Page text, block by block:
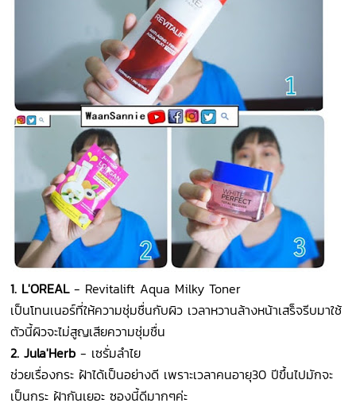
1. L'OREAL- Revitalift Aqua Milky Toner
เป็นโทนเนอร์ที่ให้ความชุ่มชื่นกับผิว เวลาหวานล้างหน้าเสร็จรีบมาใช้
ตัวนี้ผิวจะไม่สูญเสียความชุ่มชื่น
2. Jula'Herb - เซรั่มลำไย
ช่วยเรื่องกระ ฝ้าได้เป็นอย่างดี เพราะเวลาคนอายุ30 ปีขึ้นไปมักจะ
เป็นกระ ฝ้ากันเยอะ ซองนี้ดีมากๆค่ะ